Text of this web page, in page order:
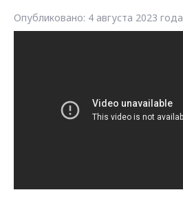
Опубликовано: 4 августа 2023 года